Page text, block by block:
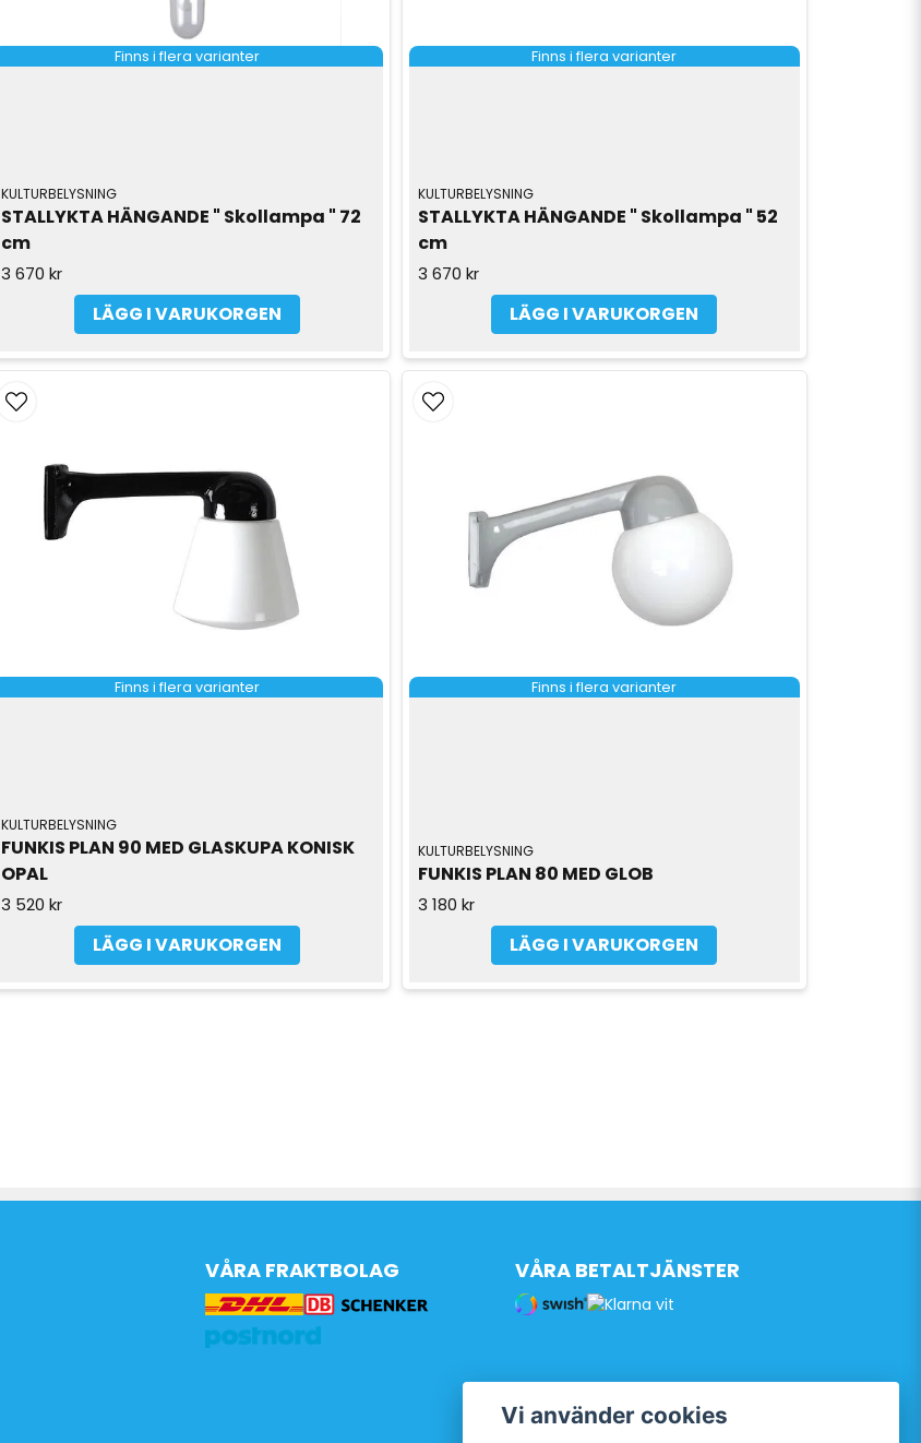
Finns i flera varianter
KULTURBELYSNING
STALLYKTA HÄNGANDE " Skollampa " 72
cm
3 670 kr
LÄGG I VARUKORGEN
Finns i flera varianter
KULTURBELYSNING
STALLYKTA HÄNGANDE " Skollampa " 52
cm
3 670 kr
LÄGG I VARUKORGEN
Finns i flera varianter
KULTURBELYSNING
FUNKIS PLAN 90 MED GLASKUPA KONISK
OPAL
3 520 kr
LÄGG I VARUKORGEN
Finns i flera varianter
KULTURBELYSNING
FUNKIS PLAN 80 MED GLOB
3 180 kr
LÄGG I VARUKORGEN
VÅRA FRAKTBOLAG VÅRA BETALTJÄNSTER
Vi använder cookies